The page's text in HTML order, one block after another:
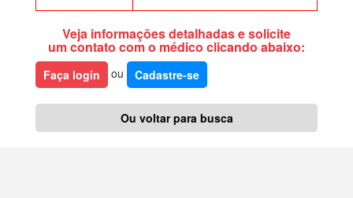
Veja informações detalhadas e solicite
um contato com o médico clicando abaixo:
Faça login ou Cadastre-se
Ou voltar para busca